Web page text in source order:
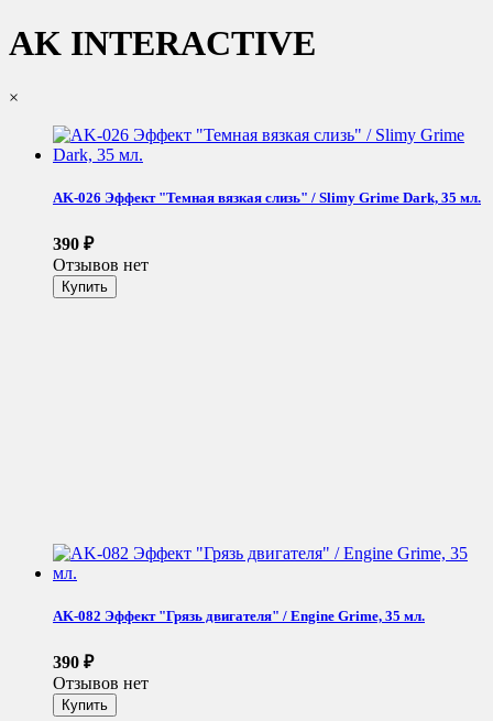
AK INTERACTIVE
×
AK-026 Эффект "Темная вязкая слизь" / Slimy Grime Dark, 35 мл.
390 ₽
Отзывов нет
AK-082 Эффект "Грязь двигателя" / Engine Grime, 35 мл.
390 ₽
Отзывов нет